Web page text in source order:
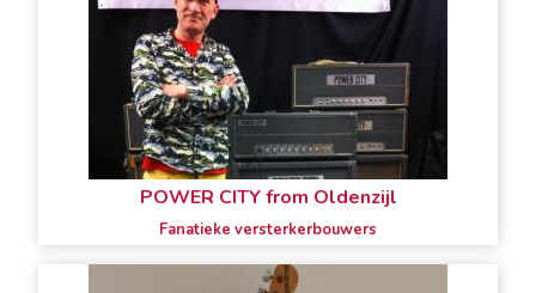
POWER CITY from Oldenzijl
Fanatieke versterkerbouwers